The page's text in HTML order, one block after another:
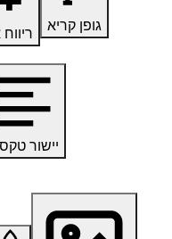
גופן קריא
יישור